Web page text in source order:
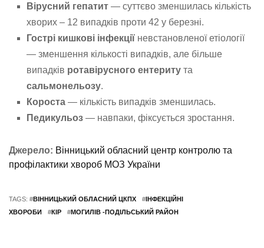
Вірусний гепатит — суттєво зменшилась кількість
хворих – 12 випадків проти 42 у березні.
Гострі кишкові інфекції невстановленої етіології
— зменшення кількості випадків, але більше
випадків ротавірусного ентериту та
сальмонельозу.
Короста — кількість випадків зменшилась.
Педикульоз — навпаки, фіксується зростання.
Джерело: Вінницький обласний центр контролю та
профілактики хвороб МОЗ України
TAGS: #ВІННИЦЬКИЙ ОБЛАСНИЙ ЦКПХ #ІНФЕКЦІЙНІ
ХВОРОБИ
#КІР #МОГИЛІВ -ПОДІЛЬСЬКИЙ РАЙОН